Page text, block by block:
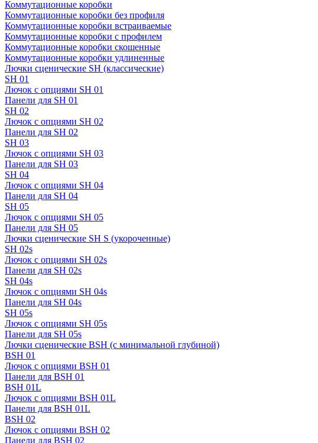
Коммутационные коробки
Коммутационные коробки без профиля
Коммутационные коробки встраиваемые
Коммутационные коробки с профилем
Коммутационные коробки скошенные
Коммутационные коробки удлиненные
Лючки сценические SH (классические)
SH 01
Лючок с опциями SH 01
Панели для SH 01
SH 02
Лючок с опциями SH 02
Панели для SH 02
SH 03
Лючок с опциями SH 03
Панели для SH 03
SH 04
Лючок с опциями SH 04
Панели для SH 04
SH 05
Лючок с опциями SH 05
Панели для SH 05
Лючки сценические SH S (укороченные)
SH 02s
Лючок с опциями SH 02s
Панели для SH 02s
SH 04s
Лючок с опциями SH 04s
Панели для SH 04s
SH 05s
Лючок с опциями SH 05s
Панели для SH 05s
Лючки сценические BSH (с минимальной глубиной)
BSH 01
Лючок с опциями BSH 01
Панели для BSH 01
BSH 01L
Лючок с опциями BSH 01L
Панели для BSH 01L
BSH 02
Лючок с опциями BSH 02
Панели для BSH 02